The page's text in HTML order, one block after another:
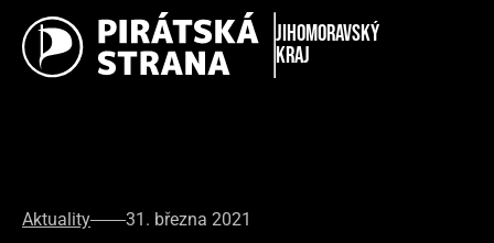
Jihomoravský
kraj
Aktuality 31. března 2021